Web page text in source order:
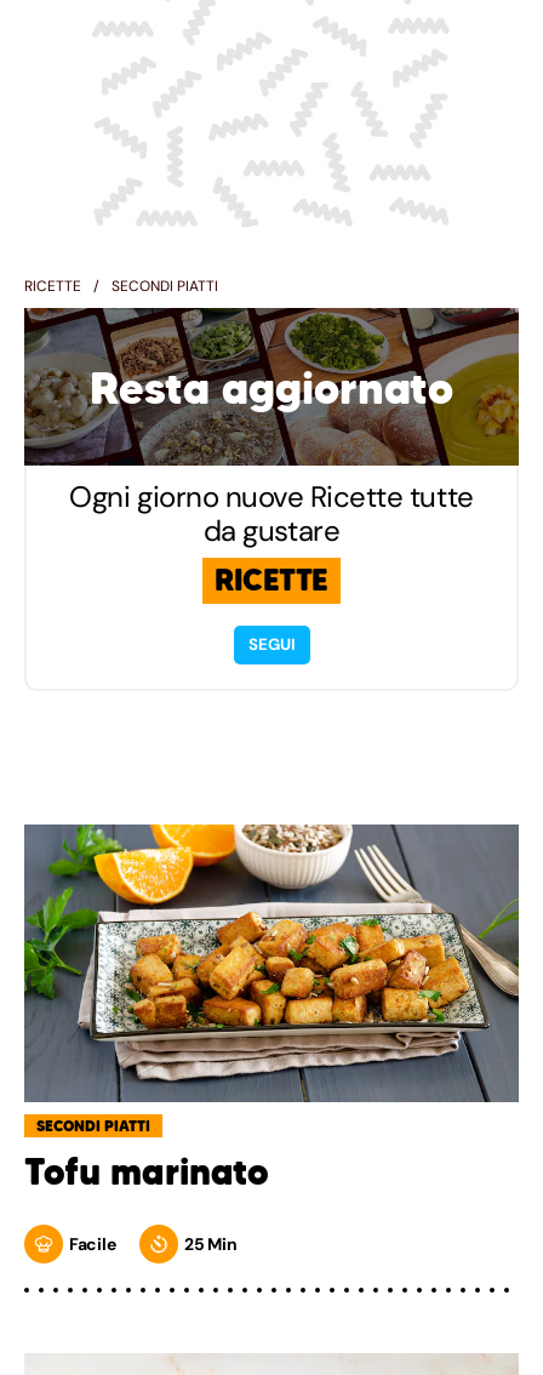
RICETTE SECONDI PIATTI
Resta aggiornato
Ogni giorno nuove Ricette tutte
da gustare
RICETTE
SEGUI
SECONDI PIATTI
Tofu marinato
Facile 25 Min